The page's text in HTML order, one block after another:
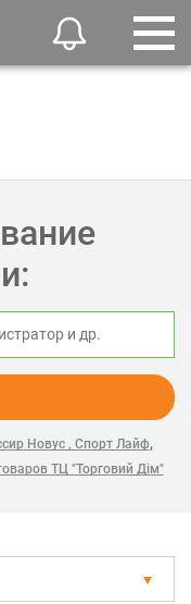
Новус , Спорт Лайф,
ТЦ "Торговий Дім"